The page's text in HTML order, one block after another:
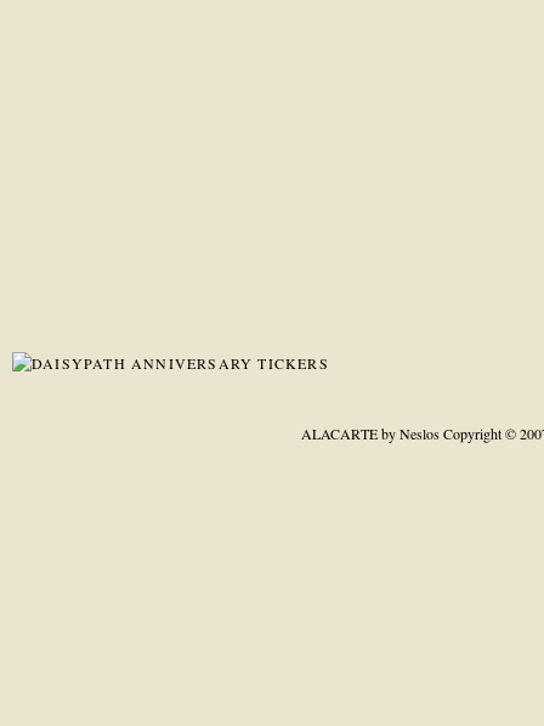
ALACARTE by NeslosCopyright ©